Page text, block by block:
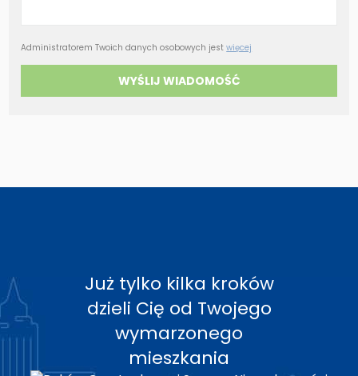
Administratorem Twoich danych osobowych jestwięcej
Już tylko kilka kroków
dzieli Cię od Twojego
wymarzonego
mieszkania